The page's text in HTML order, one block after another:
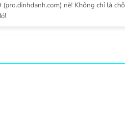
nè! Không chỉ là chỗ